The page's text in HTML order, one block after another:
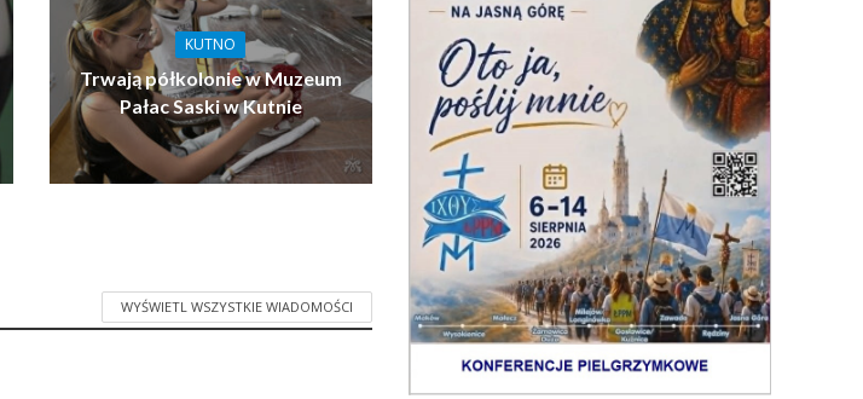
KUTNO
Trwają półkolonie w Muzeum
Pałac Saski w Kutnie
WYŚWIETL WSZYSTKIE WIADOMOŚCI